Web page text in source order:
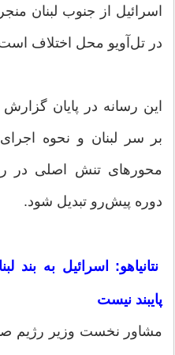
اسرائیل از جنوب لبنان
در تل‌آویو محل اختلاف
این رسانه در پایان
بر سر لبنان و نحوه
محورهای تنش اصلی در
دوره پیش‌رو تبدیل شود.
نتانیاهو: اسرائیل به بند
پایبند نیست
مشاور نخست وزیر رژیم